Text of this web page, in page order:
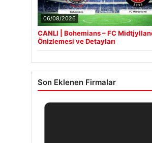
06/08/2026
CANLI | Bohemians – FC
Önizlemesi ve Detayları
Son Eklenen Firmalar